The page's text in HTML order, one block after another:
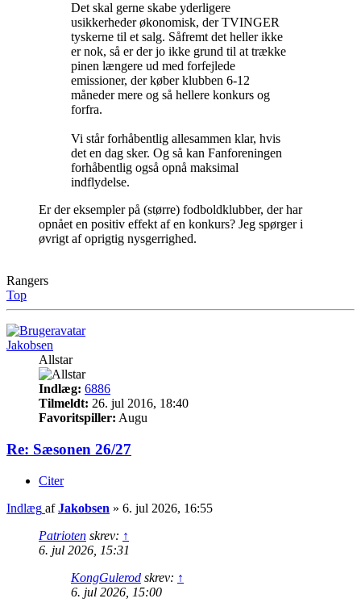
Det skal gerne skabe yderligere
usikkerheder økonomisk, der TVINGER
tyskerne til et salg. Såfremt det heller ikke
er nok, så er der jo ikke grund til at trække
pinen længere ud med forfejlede
emissioner, der køber klubben 6-12
måneder mere og så hellere konkurs og
forfra.
Vi står forhåbentlig allesammen klar, hvis
det en dag sker. Og så kan Fanforeningen
forhåbentlig også opnå maksimal
indflydelse.
Er der eksempler på (større) fodboldklubber, der har
opnået en positiv effekt af en konkurs? Jeg spørger i
øvrigt af oprigtig nysgerrighed.
Rangers
Top
Jakobsen
Allstar
Indlæg: 6886
Tilmeldt: 26. jul 2016, 18:40
Favoritspiller: Augu
Re: Sæsonen 26/27
Citer
Indlæg afJakobsen » 6. jul 2026, 16:55
Patrioten skrev: ↑
6. jul 2026, 15:31
KongGulerod skrev: ↑
6. jul 2026, 15:00